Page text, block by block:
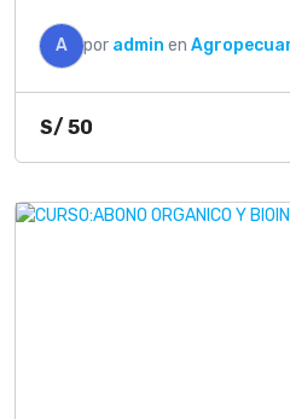
A por admin en
S/ 50